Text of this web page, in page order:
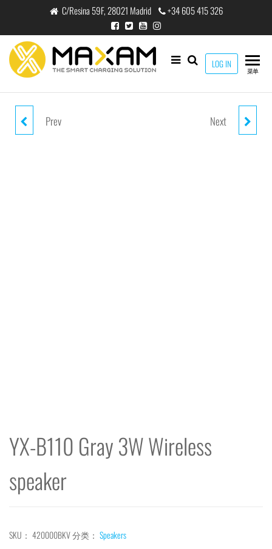
内
容
C/Resina 59F, 28021 Madrid +34 605 415 326
maxam
THE
CHARGING
LOG IN
菜单
YX-B110 RED 3W WIRELESS
Prev YX-B201 BLACK 3W*2 MEGA
Next
YX-B110 Gray 3W Wireless
speaker
SKU： 420000BKV分类： Speakers